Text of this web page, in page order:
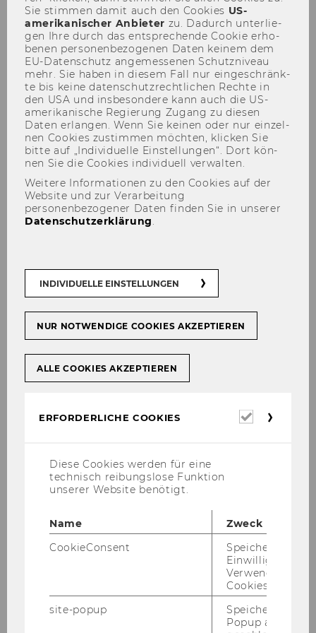
Einrichtung des Institute for
Ecological Economics,
Department für Sozioökonomie
249
Zuordnung zum Institute for
Ecological Economics
Ernennung zum Vorstand des
Institute for Ecological
251
Ernennung zum
stellvertretenden Vorstand des
Institute for Ecological
Economics, Department für
252
für wissenschaftliches Personal
Ausschreibungen von Stellen
für allgemeines Personal
Mitteilungsblatt vom 09. Juli 2014, 41.
Sie stim­men damit auch den Coo­kies US-​
amerikanischer An­bie­ter zu. Da­durch un­ter­lie­
gen Ihre durch das ent­spre­chen­de Coo­kie er­ho­
be­nen per­so­nen­be­zo­ge­nen Daten kei­nem dem
EU-​Datenschutz an­ge­mes­se­nen Schutz­ni­veau
mehr. Sie haben in die­sem Fall nur ein­ge­schränk­
te bis keine da­ten­schutz­recht­li­chen Rech­te in
den USA und ins­be­son­de­re kann auch die US-​
amerikanische Re­gie­rung Zu­gang zu die­sen
Daten er­lan­gen. Wenn Sie kei­nen oder nur ein­zel­
nen Coo­kies zu­stim­men möch­ten, kli­cken Sie
bitte auf „In­di­vi­du­el­le Ein­stel­lun­gen“. Dort kön­
nen Sie die Coo­kies in­di­vi­du­ell ver­wal­ten.
Weitere Informationen zu den Cookies auf der
Website und zur Verarbeitung
personenbezogener Daten finden Sie in unserer
Datenschutzerklärung.
INDIVIDUELLE EINSTELLUNGEN
NUR NOTWENDIGE COOKIES AKZEPTIEREN
ALLE COOKIES AKZEPTIEREN
ERFORDERLICHE COOKIES
Diese Cookies werden für eine
technisch reibungslose Funktion
unserer Website benötigt.
Name
Zweck
CookieConsent
Speichert Ihre
Einwilligung zur
Verwendung von
Cookies.
site-popup
Speichert ob ein
Popup